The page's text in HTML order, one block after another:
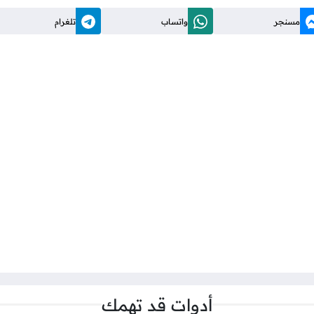
مسنجر واتساب تلغرام
أدوات قد تهمك